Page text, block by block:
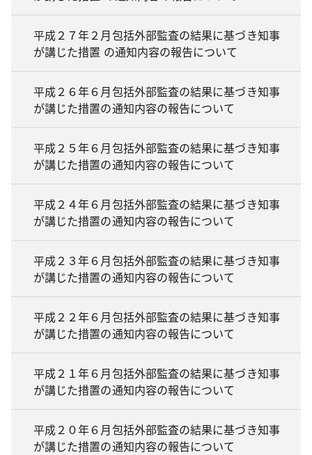
平成２７年２月包括外部監査の結果に基づき知事
が講じた措置 の通知内容の報告について
平成２６年６月包括外部監査の結果に基づき知事
が講じた措置の通知内容の報告について
平成２５年６月包括外部監査の結果に基づき知事
が講じた措置の通知内容の報告について
平成２４年６月包括外部監査の結果に基づき知事
が講じた措置の通知内容の報告について
平成２３年６月包括外部監査の結果に基づき知事
が講じた措置の通知内容の報告について
平成２２年６月包括外部監査の結果に基づき知事
が講じた措置の通知内容の報告について
平成２１年６月包括外部監査の結果に基づき知事
が講じた措置の通知内容の報告について
平成２０年６月包括外部監査の結果に基づき知事
が講じた措置の通知内容の報告について